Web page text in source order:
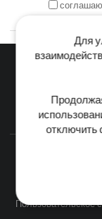
Главная
Пользовательское
Для
отключить